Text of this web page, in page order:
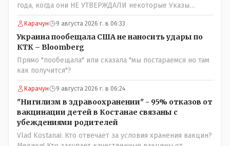
года, когда они НЕ УТВЕРЖДАЛИ некоторые Указы
Назарбаева, особенно в части выборов и перевыборов и
некоторых вопросах внутренней политики, и тогда
Назарбай волевым Указом РАСПУСТИЛ этот бунтарский
состав. Имя - Серикболсын Абдильдин вам знакомо -
юывший секретарь ЦК КП Казахстана , впоследствии -
депутат Верховного Совета и Мажлиса и Председатель
партии коммунстов- он в то время и после и причём
НЕОДНОКРАТНО, указывал и многократно на недостатки
Назарбая и предлагал ему самому ДОБРОВОЛЬНО уйти с
поста Президента.
Карачун 9 августа 2026 г. в 06:33
Украина пообещала США не наносить удары по
КТК – Bloomberg
Прямо "пообещала" или сказала "мы постараемся но там
как получится"?
Карачун 9 августа 2026 г. в 06:24
"Нигилизм в здравоохранении" - 95% отказов от
вакцинации детей в Костанае связаны с
убеждениями родителей
Vlad Kostanai: Кто отвечает за условия хранения вакцин?